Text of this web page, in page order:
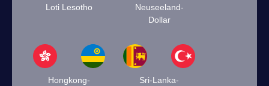
Loti Lesotho
Neuseeland-
Dollar
Hongkong-
Sri-Lanka-